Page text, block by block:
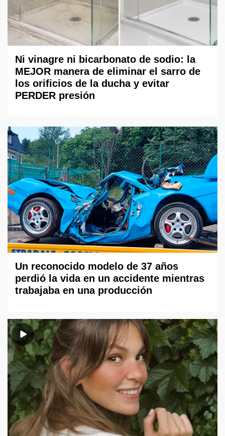
Ni vinagre ni bicarbonato de sodio: la
MEJOR manera de eliminar el sarro de
los orificios de la ducha y evitar
PERDER presión
Un reconocido modelo de 37 años
perdió la vida en un accidente mientras
trabajaba en una producción